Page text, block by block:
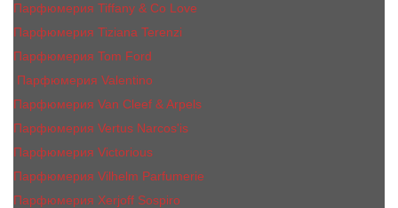
Парфюмерия Tiffany & Co Love
Парфюмерия Tiziana Terenzi
Парфюмерия Tom Ford
Парфюмерия Valentino
Парфюмерия Van Cleef & Arpels
Парфюмерия Vertus Narcos'is
Парфюмерия Victorious
Парфюмерия Vilhelm Parfumerie
Парфюмерия Xerjoff Sospiro